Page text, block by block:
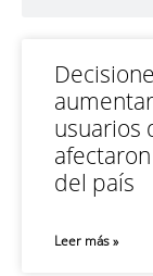
usuarios
del país
Leer más »